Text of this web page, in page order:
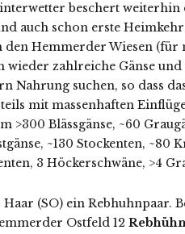
beschert
auch schon erste
den Hemmerder Wiesen (für
wieder zahlreiche Gänse
Nahrung suchen, so dass
mit massenhaften
>300 Blässgänse, ~60
~130 Stockenten, ~80
3 Höckerschwäne, >4
(SO) ein Rebhuhnpaar.
Ostfeld 12